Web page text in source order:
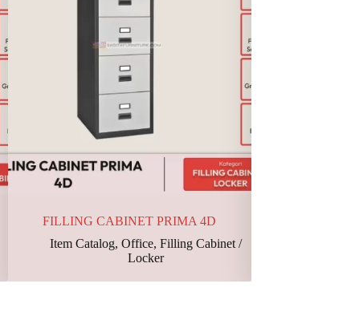
FILLING CABINET PRIMA 4D
Item Catalog, Office, Filling Cabinet /
Locker